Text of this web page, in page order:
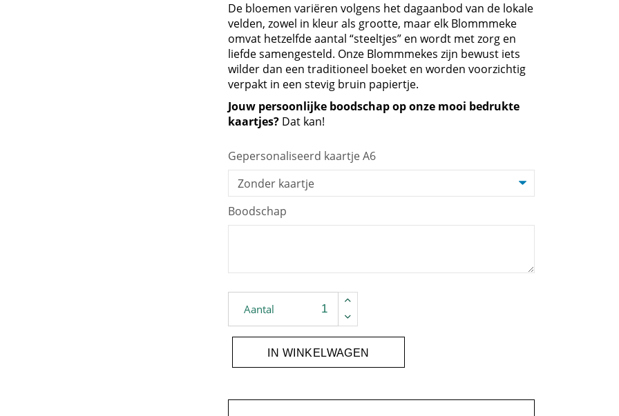
De bloemen variëren volgens het dagaanbod van de lokale
velden, zowel in kleur als grootte, maar elk Blommmeke
omvat hetzelfde aantal “steeltjes” en wordt met zorg en
liefde samengesteld. Onze Blommmekes zijn bewust iets
wilder dan een traditioneel boeket en worden voorzichtig
verpakt in een stevig bruin papiertje.
Jouw persoonlijke boodschap op onze mooi bedrukte
kaartjes? Dat kan!
Gepersonaliseerd kaartje A6
Boodschap
Blommmeke XL quantity
Aantal
IN WINKELWAGEN